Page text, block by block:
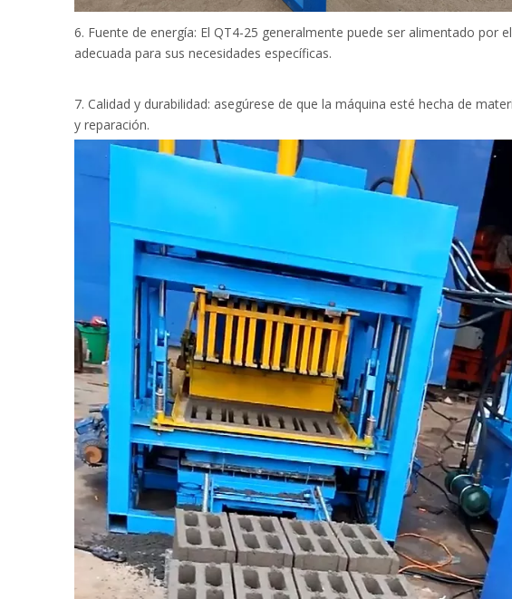
6. Fuente de energía: El QT4-25 generalmente puede ser alimentado por
adecuada para sus necesidades específicas.
7. Calidad y durabilidad: asegúrese de que la máquina esté hecha de
y reparación.